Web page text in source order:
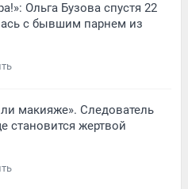
Ольга Бузова спустя 22
с бывшим парнем из
макияже». Следователь
становится жертвой